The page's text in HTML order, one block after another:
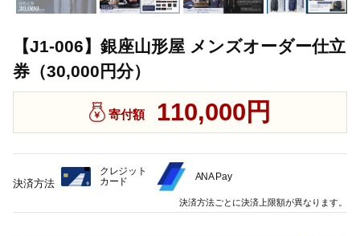
【J1-006】銀座山形屋 メンズオーダー仕立
券（30,000円分）
寄付額 110,000円
決済方法
クレジット
カード
ANA Pay
決済方法ごとに決済上限額が異なります。